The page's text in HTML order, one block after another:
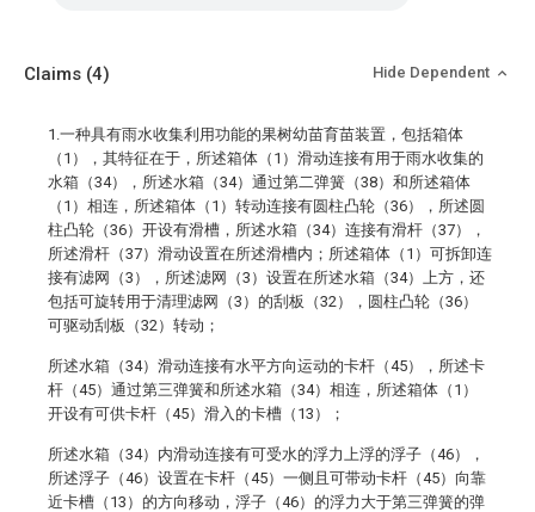
Claims (4) Hide Dependent
1.一种具有雨水收集利用功能的果树幼苗育苗装置，包括箱体
（1），其特征在于，所述箱体（1）滑动连接有用于雨水收集的
水箱（34），所述水箱（34）通过第二弹簧（38）和所述箱体
（1）相连，所述箱体（1）转动连接有圆柱凸轮（36），所述圆
柱凸轮（36）开设有滑槽，所述水箱（34）连接有滑杆（37），
所述滑杆（37）滑动设置在所述滑槽内；所述箱体（1）可拆卸连
接有滤网（3），所述滤网（3）设置在所述水箱（34）上方，还
包括可旋转用于清理滤网（3）的刮板（32），圆柱凸轮（36）
可驱动刮板（32）转动；
所述水箱（34）滑动连接有水平方向运动的卡杆（45），所述卡
杆（45）通过第三弹簧和所述水箱（34）相连，所述箱体（1）
开设有可供卡杆（45）滑入的卡槽（13）；
所述水箱（34）内滑动连接有可受水的浮力上浮的浮子（46），
所述浮子（46）设置在卡杆（45）一侧且可带动卡杆（45）向靠
近卡槽（13）的方向移动，浮子（46）的浮力大于第三弹簧的弹